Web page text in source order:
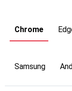
Chrome
Samsung